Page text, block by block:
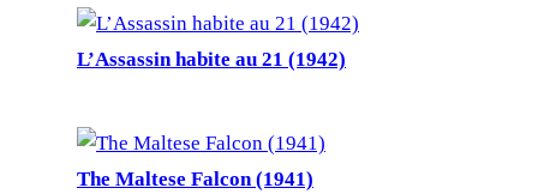
L’Assassin habite au 21 (1942)
The Maltese Falcon (1941)